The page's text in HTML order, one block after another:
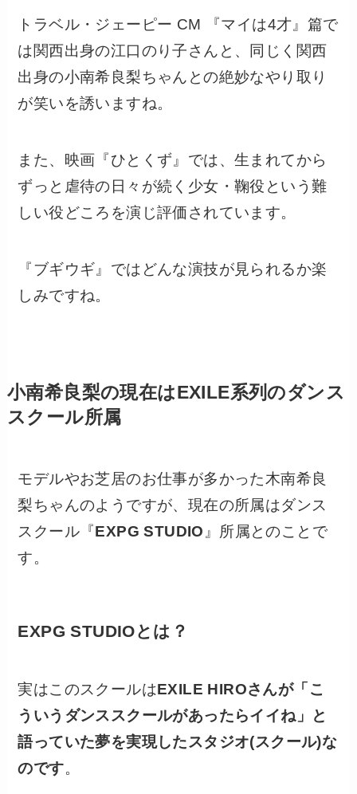
トラベル・ジェーピー CM 『マイは4才』篇で
は関西出身の江口のり子さんと、同じく関西
出身の小南希良梨ちゃんとの絶妙なやり取り
が笑いを誘いますね。
また、映画『ひとくず』では、生まれてから
ずっと虐待の日々が続く少女・鞠役という難
しい役どころを演じ評価されています。
『ブギウギ』ではどんな演技が見られるか楽
しみですね。
小南希良梨の現在はEXILE系列のダンス
スクール所属
モデルやお芝居のお仕事が多かった木南希良
梨ちゃんのようですが、現在の所属はダンス
スクール『EXPG STUDIO 』所属とのことで
す。
EXPG STUDIOとは？
実はこのスクールはEXILE HIROさんが「こ
ういうダンススクールがあったらイイね」と
語っていた夢を実現したスタジオ(スクール)な
のです。